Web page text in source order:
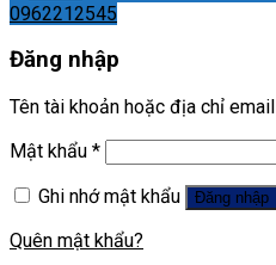
0962212545
Đăng nhập
Tên tài khoản hoặc địa chỉ email
Mật khẩu *
Ghi nhớ mật khẩu
Đăng nhập
Quên mật khẩu?